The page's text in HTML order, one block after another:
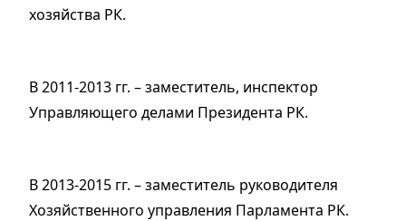
хозяйства РК.
В 2011-2013 гг. – заместитель, инспектор
Управляющего делами Президента РК.
В 2013-2015 гг. – заместитель руководителя
Хозяйственного управления Парламента РК.